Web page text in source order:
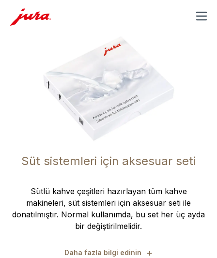
MENU
Süt sistemleri için aksesuar seti
Sütlü kahve çeşitleri hazırlayan tüm kahve
makineleri, süt sistemleri için aksesuar seti ile
donatılmıştır. Normal kullanımda, bu set her üç ayda
bir değiştirilmelidir.
Daha fazla bilgi edinin +